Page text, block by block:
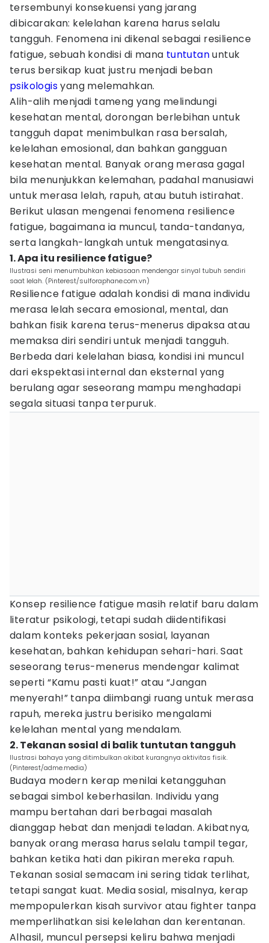
tersembunyi konsekuensi yang jarang
dibicarakan: kelelahan karena harus selalu
tangguh. Fenomena ini dikenal sebagai resilience
fatigue, sebuah kondisi di mana tuntutanuntuk
terus bersikap kuat justru menjadi beban
psikologisyang melemahkan.
Alih-alih menjadi tameng yang melindungi
kesehatan mental, dorongan berlebihan untuk
tangguh dapat menimbulkan rasa bersalah,
kelelahan emosional, dan bahkan gangguan
kesehatan mental. Banyak orang merasa gagal
bila menunjukkan kelemahan, padahal manusiawi
untuk merasa lelah, rapuh, atau butuh istirahat.
Berikut ulasan mengenai fenomena resilience
fatigue, bagaimana ia muncul, tanda-tandanya,
serta langkah-langkah untuk mengatasinya.
1. Apa itu resilience fatigue?
Ilustrasi seni menumbuhkan kebiasaan mendengar sinyal tubuh sendiri
saat lelah. (Pinterest/sulforaphane.com.vn)
Resilience fatigue adalah kondisi di mana individu
merasa lelah secara emosional, mental, dan
bahkan fisik karena terus-menerus dipaksa atau
memaksa diri sendiri untuk menjadi tangguh.
Berbeda dari kelelahan biasa, kondisi ini muncul
dari ekspektasi internal dan eksternal yang
berulang agar seseorang mampu menghadapi
segala situasi tanpa terpuruk.
Konsep resilience fatigue masih relatif baru dalam
literatur psikologi, tetapi sudah diidentifikasi
dalam konteks pekerjaan sosial, layanan
kesehatan, bahkan kehidupan sehari-hari. Saat
seseorang terus-menerus mendengar kalimat
seperti “Kamu pasti kuat!” atau “Jangan
menyerah!” tanpa diimbangi ruang untuk merasa
rapuh, mereka justru berisiko mengalami
kelelahan mental yang mendalam.
2. Tekanan sosial di balik tuntutan tangguh
Ilustrasi bahaya yang ditimbulkan akibat kurangnya aktivitas fisik.
(Pinterest/adme.media)
Budaya modern kerap menilai ketangguhan
sebagai simbol keberhasilan. Individu yang
mampu bertahan dari berbagai masalah
dianggap hebat dan menjadi teladan. Akibatnya,
banyak orang merasa harus selalu tampil tegar,
bahkan ketika hati dan pikiran mereka rapuh.
Tekanan sosial semacam ini sering tidak terlihat,
tetapi sangat kuat. Media sosial, misalnya, kerap
mempopulerkan kisah survivor atau fighter tanpa
memperlihatkan sisi kelelahan dan kerentanan.
Alhasil, muncul persepsi keliru bahwa menjadi